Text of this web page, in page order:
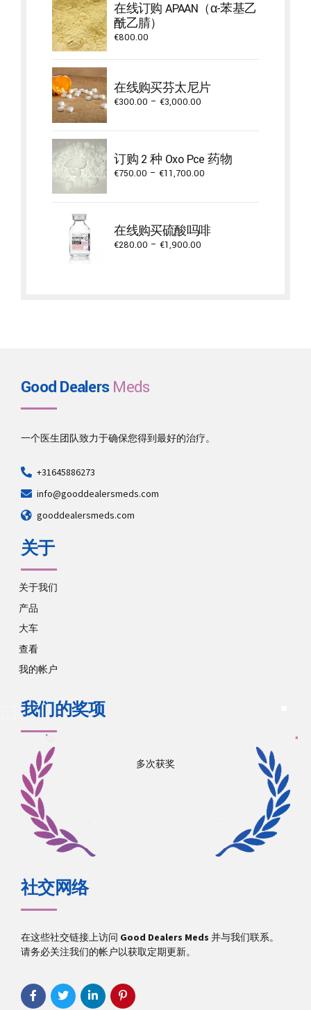
在线订购 APAAN（α-苯基乙
酰乙腈）
€800.00
在线购买芬太尼片
€300.00 – €3,000.00
€3,000.00
订购 2 种 Oxo Pce 药物
€750.00 – €11,700.00
€11,700.00
在线购买硫酸吗啡
€280.00 – €1,900.00
Good DealersMeds
一个医生团队致力于确保您得到最好的治疗。
+31645886273
info@gooddealersmeds.com
gooddealersmeds.com
关于
关于我们
产品
大车
查看
我的帐户
我们的奖项
多次获奖
社交网络
在这些社交链接上访问 Good Dealers Meds 并与我们联系。
请务必关注我们的帐户以获取定期更新。